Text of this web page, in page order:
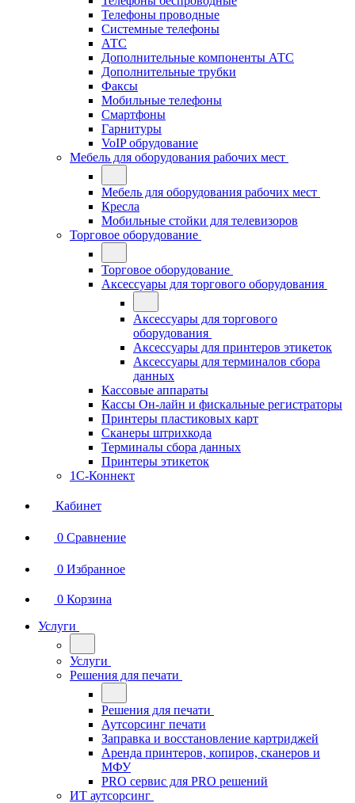
Телефоны проводные
Системные телефоны
АТС
Дополнительные компоненты АТС
Дополнительные трубки
Факсы
Мобильные телефоны
Смартфоны
Гарнитуры
VoIP обрудование
Мебель для оборудования рабочих мест
Мебель для оборудования рабочих мест
Кресла
Мобильные стойки для телевизоров
Торговое оборудование
Торговое оборудование
Аксессуары для торгового оборудования
Аксессуары для торгового
оборудования
Аксессуары для принтеров этикеток
Аксессуары для терминалов сбора
данных
Кассовые аппараты
Кассы Он-лайн и фискальные регистраторы
Принтеры пластиковых карт
Сканеры штрихкода
Терминалы сбора данных
Принтеры этикеток
1С-Коннект
Кабинет
0 Сравнение
0 Избранное
0 Корзина
Услуги
Услуги
Решения для печати
Решения для печати
Аутсорсинг печати
Заправка и восстановление картриджей
Аренда принтеров, копиров, сканеров и
МФУ
PRO сервис для PRO решений
ИТ аутсорсинг